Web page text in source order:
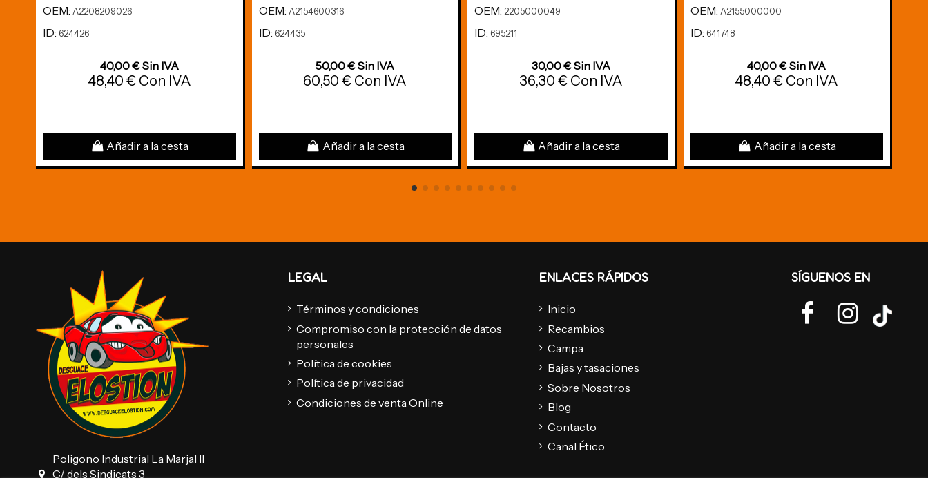
OEM: A2208209026
ID: 624426
40,00 € Sin IVA
48,40 € Con IVA
Añadir a la cesta
OEM: A2154600316
ID: 624435
50,00 € Sin IVA
60,50 € Con IVA
Añadir a la cesta
OEM: 2205000049
ID: 695211
30,00 € Sin IVA
36,30 € Con IVA
Añadir a la cesta
OEM: A2155000000
ID: 641748
40,00 € Sin IVA
48,40 € Con IVA
Añadir a la cesta
Poligono Industrial La Marjal II
C/ dels Sindicats 3
LEGAL
Términos y condiciones
Compromiso con la protección de datos
personales
Política de cookies
Política de privacidad
Condiciones de venta Online
ENLACES RÁPIDOS
Inicio
Recambios
Campa
Bajas y tasaciones
Sobre Nosotros
Blog
Contacto
Canal Ético
SÍGUENOS EN